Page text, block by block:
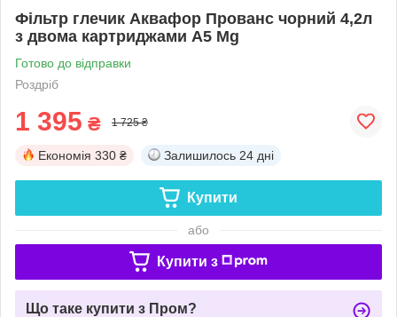
Фільтр глечик Аквафор Прованс чорний 4,2л
з двома картриджами А5 Mg
Готово до відправки
Роздріб
1 395 ₴ 1 725 ₴
Економія 330 ₴ Залишилось 24 дні
Купити
або
Купити з
Що таке купити з Пром?